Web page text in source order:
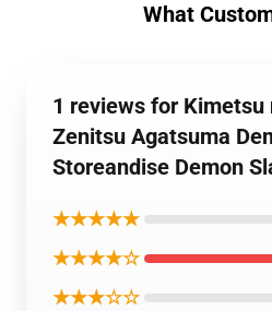
What
1 reviews for Kimetsu
Zenitsu Agatsuma
Storeandise Demon
★★★★★
★★★★☆
★★★☆☆